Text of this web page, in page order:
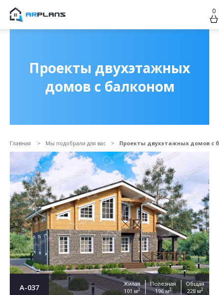
0
Проекты двухэтажных
домов с балконом
Главная Мы подобрали для вас Проекты двухэтажных домов с
А-037
Жилая
101 м2
Полезная
196 м2
Общая
228 м2
Прикрепить файл
Согласен на обработку персональных данных
This site is protected by reCAPTCHA and the GooglePrivacy Policy andTerms of Service
ОТПРАВИТЬ